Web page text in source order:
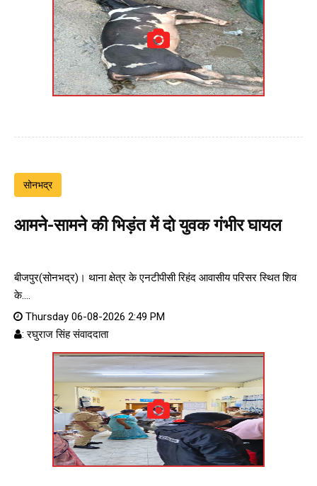
सोनभद्र
आमने-सामने की भिड़ंत में दो युवक गंभीर घायल
बीजपुर(सोनभद्र)। थाना क्षेत्र के एनटीपीसी रिहंद आवासीय परिसर स्थित शिव
के....
Thursday 06-08-2026 2:49 PM
: रघुराज सिंह संवाददाता